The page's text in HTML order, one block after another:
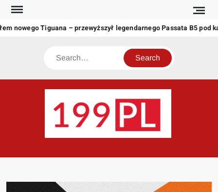
Skip
content
Tiguana – przewyższył legendarnego Passata B5 pod
Search
świat